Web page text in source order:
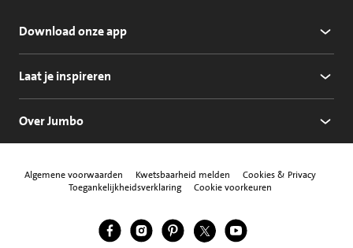
Download onze app
Laat je inspireren
Over Jumbo
Algemene voorwaarden Kwetsbaarheid melden
Cookies & Privacy
Toegankelijkheidsverklaring
Cookie voorkeuren
Volg ons
Jumbo Facebook
Jumbo Instagram
Jumbo Pinterest
Jumbo Twitter
Jumbo YouTube